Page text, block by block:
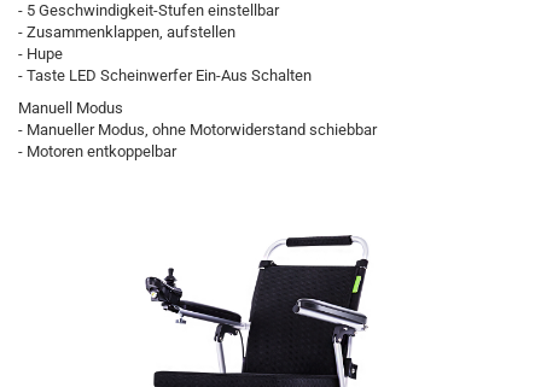
- 5 Geschwindigkeit-Stufen einstellbar
- Zusammenklappen, aufstellen
- Hupe
- Taste LED Scheinwerfer Ein-Aus Schalten
Manuell Modus
- Manueller Modus, ohne Motorwiderstand schiebbar
- Motoren entkoppelbar